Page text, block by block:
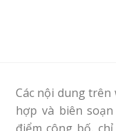
Các nội dung
hợp và biên